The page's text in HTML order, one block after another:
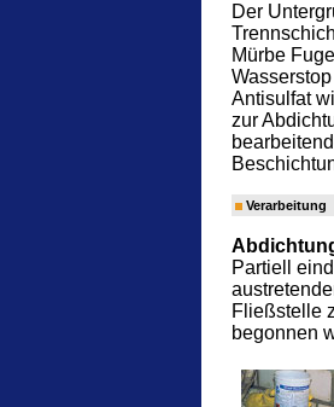
Der
Mürbe
Antisulfat
zur
Verarbeitung
Partiell
Fließstelle
begonnen